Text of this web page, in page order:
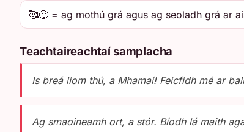
🥰😚 = ag mothú grá agus ag seoladh grá ar
Teachtaireachtaí samplacha
Is breá liom thú, a Mhamaí! Feicfidh mé ar
Ag smaoineamh ort, a stór. Bíodh lá maith